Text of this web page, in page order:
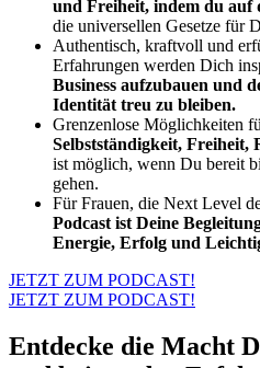
und Freiheit, indem du auf
die universellen Gesetze für
Authentisch, kraftvoll und
Erfahrungen werden Dich
Business aufzubauen und
Identität treu zu bleiben.
Grenzenlose Möglichkeiten
Selbstständigkeit, Freiheit,
ist möglich, wenn Du bereit
gehen.
Für Frauen, die Next Level
Podcast ist Deine
Energie, Erfolg und
JETZT ZUM PODCAST!
JETZT ZUM PODCAST!
Entdecke die Macht